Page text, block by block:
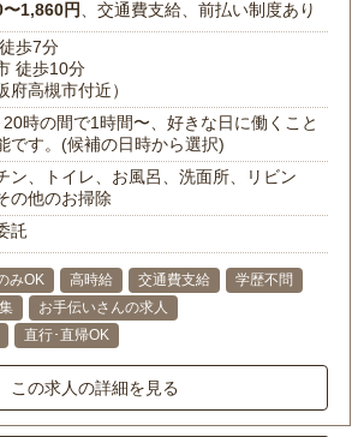
1,860円、交通費支給、前払い制度あり
歩7分
徒歩10分
府高槻市付近）
時の間で1時間〜、好きな日に働くこと
です。(候補の日時から選択)
ン、トイレ、お風呂、洗面所、リビン
の他のお掃除
託
みOK 高時給 交通費支給
学歴不問
お手伝いさんの求人
直行･直帰OK
この求人の詳細を見る